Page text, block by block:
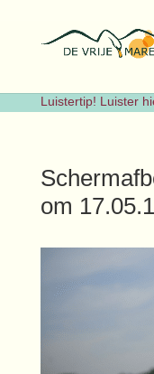
Luistertip! Luister
om